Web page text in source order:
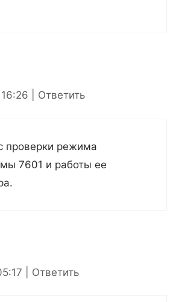
Ответить
проверки режима
7601 и работы ее
Ответить